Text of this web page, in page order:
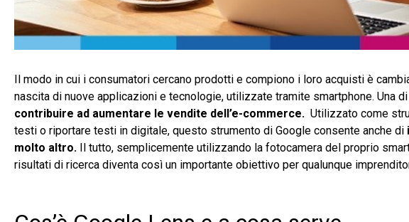
Il modo in cui i consumatori cercano prodotti e compiono i loro acquisti è
nascita di nuove applicazioni e tecnologie, utilizzate tramite smartphone. Una
contribuire ad aumentare le vendite dell’e-commerce. Utilizzato come
testi o riportare testi in digitale, questo strumento di Google consente anche di
molto altro. Il tutto, semplicemente utilizzando la fotocamera del proprio
risultati di ricerca diventa così un importante obiettivo per qualunque